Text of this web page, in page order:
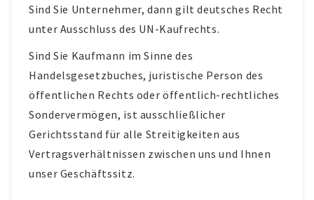
Sind Sie Unternehmer, dann gilt deutsches Recht
unter Ausschluss des UN-Kaufrechts.
Sind Sie Kaufmann im Sinne des
Handelsgesetzbuches, juristische Person des
öffentlichen Rechts oder öffentlich-rechtliches
Sondervermögen, ist ausschließlicher
Gerichtsstand für alle Streitigkeiten aus
Vertragsverhältnissen zwischen uns und Ihnen
unser Geschäftssitz.